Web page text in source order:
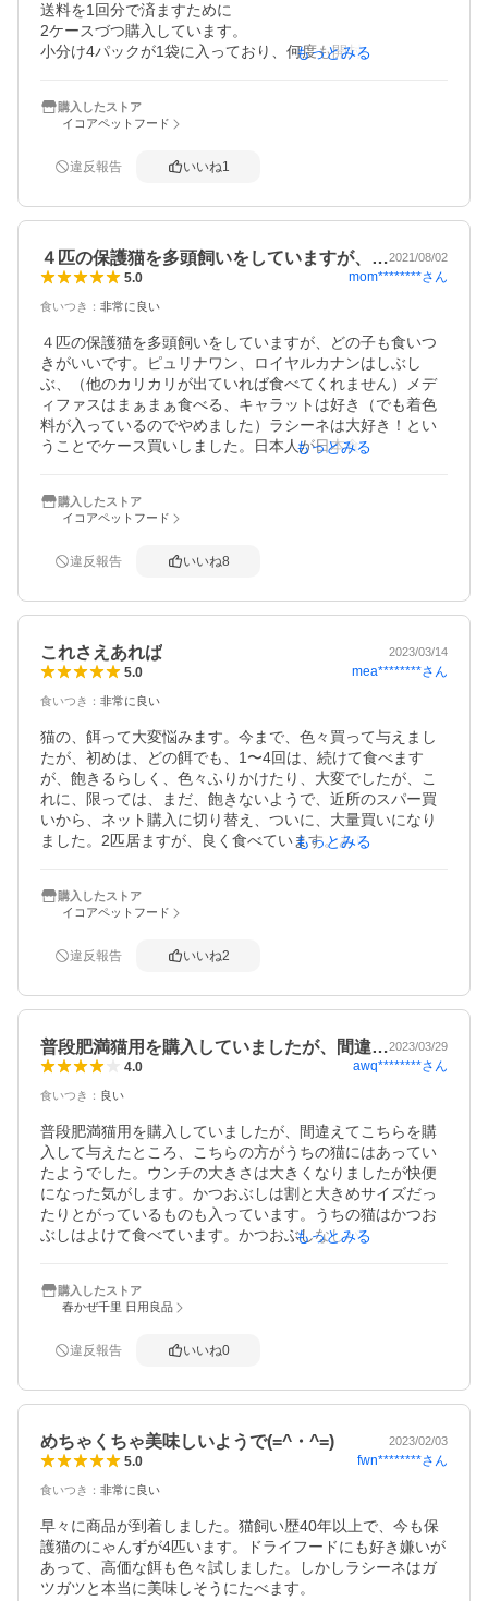
送料を1回分で済ますために
2ケースづつ購入しています。
小分け4パックが1袋に入っており、何度も開封するのが面
が良いですね。
ここ1年くらいの間にだと思うのですが、以前は小分けパッ
ものが、シルバーの袋に薄めの白で商品名が印刷されてい
コスト削減で価格を抑えてくださっているのだと感謝して
もっとみる
購入したストア
イコアペットフード
違反報告 いいね1
４匹の保護猫を多頭飼いをしていますが、…2021/08/02
5.0 mom********さん
食いつき ： 非常に良い
４匹の保護猫を多頭飼いをしていますが、どの子も食いつ
きがいいです。ピュリナワン、ロイヤルカナンはしぶし
ぶ、（他のカリカリが出ていれば食べてくれません）メデ
ィファスはまぁまぁ食べる、キャラットは好き（でも着色
料が入っているのでやめました）ラシーネは大好き！とい
うことでケース買いしました。日本人が日本食を好んで食
ずに食べてくれます。
もっとみる
購入したストア
イコアペットフード
違反報告 いいね8
これさえあれば 2023/03/14
5.0 mea********さん
食いつき ： 非常に良い
猫の、餌って大変悩みます。今まで、色々買って与えまし
たが、初めは、どの餌でも、1〜4回は、続けて食べます
が、飽きるらしく、色々ふりかけたり、大変でしたが、こ
れに、限っては、まだ、飽きないようで、近所のスパー買
いから、ネット購入に切り替え、ついに、大量買いになり
ました。2匹居ますが、良く食べています。ありがたいこと
もっとみる
購入したストア
イコアペットフード
違反報告 いいね2
普段肥満猫用を購入していましたが、間違…2023/03/29
4.0 awq********さん
食いつき ： 良い
普段肥満猫用を購入していましたが、間違えてこちらを購
入して与えたところ、こちらの方がうちの猫にはあってい
たようでした。ウンチの大きさは大きくなりましたが快便
になった気がします。かつおぶしは割と大きめサイズだっ
たりとがっているものも入っています。うちの猫はかつお
ぶしはよけて食べています。かつおぶしなしバージョンが
もっとみる
購入したストア
春かぜ千里 日用良品
違反報告 いいね0
めちゃくちゃ美味しいようで(=^・^=) 2023/02/03
5.0 fwn********さん
食いつき ： 非常に良い
早々に商品が到着しました。猫飼い歴40年以上で、今も保
護猫のにゃんずが4匹います。ドライフードにも好き嫌いが
あって、高価な餌も色々試しました。しかしラシーネはガ
ツガツと本当に美味しそうにたべます。